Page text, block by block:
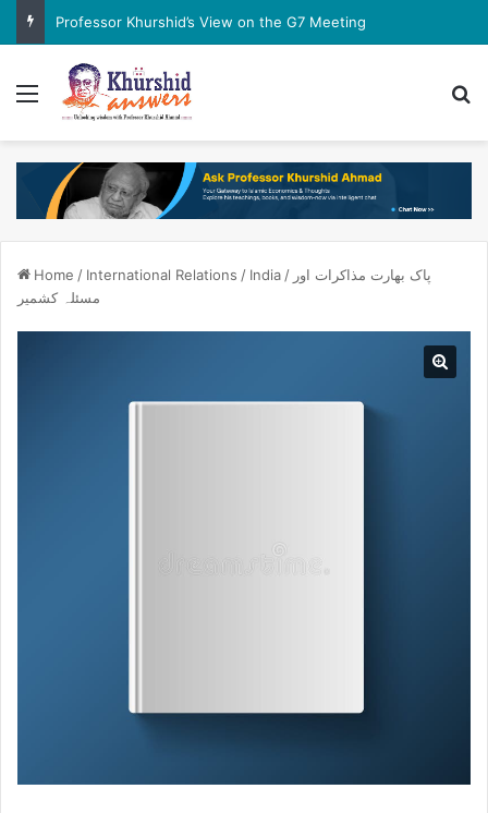
Professor Khurshid’s View on the G7 Meeting
Menu
Home / International Relations / India / پاک بھارت مذاکرات اور
مسئلہ کشمیر